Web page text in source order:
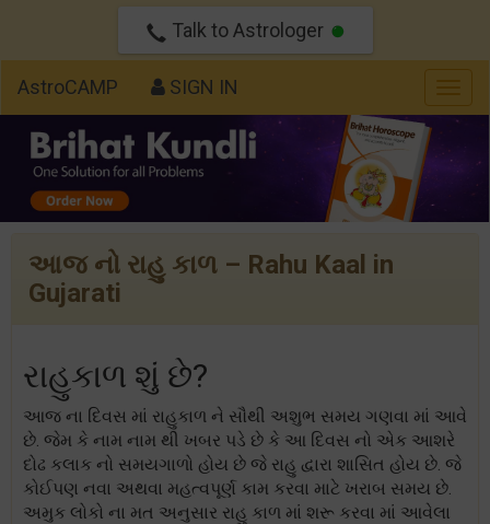
Talk to Astrologer
AstroCAMP SIGN IN
આજ નો રાહુ કાળ – Rahu Kaal in
Gujarati
રાહુકાળ શું છે?
આજ ના દિવસ માં રાહુકાળ ને સૌથી અશુભ સમય ગણવા માં આવે
છે. જેમ કે નામ નામ થી ખબર પડે છે કે આ દિવસ નો એક આશરે
દોઢ કલાક નો સમયગાળો હોય છે જે રાહુ દ્વારા શાસિત હોય છે. જે
કોઈપણ નવા અથવા મહત્વપૂર્ણ કામ કરવા માટે ખરાબ સમય છે.
અમુક લોકો ના મત અનુસાર રાહુ કાળ માં શરૂ કરવા માં આવેલા